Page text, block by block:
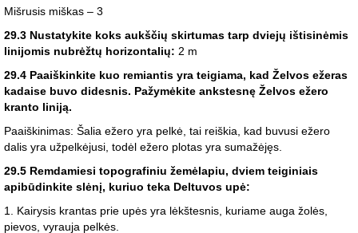
Mišrusis miškas – 3
29.3 Nustatykite koks aukščių skirtumas tarp dviejų ištisinėmis
linijomis nubrėžtų horizontalių: 2 m
29.4 Paaiškinkite kuo remiantis yra teigiama, kad Želvos ežeras
kadaise buvo didesnis. Pažymėkite ankstesnę Želvos ežero
kranto liniją.
Paaiškinimas: Šalia ežero yra pelkė, tai reiškia, kad buvusi ežero
dalis yra užpelkėjusi, todėl ežero plotas yra sumažėjęs.
29.5 Remdamiesi topografiniu žemėlapiu, dviem teiginiais
apibūdinkite slėnį, kuriuo teka Deltuvos upė:
1. Kairysis krantas prie upės yra lėkštesnis, kuriame auga žolės,
pievos, vyrauja pelkės.